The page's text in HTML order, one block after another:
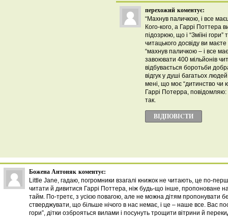
перехожий коментує:
“Махнув паличкою, і все
Кого-кого, а Гаррі Поттера
підозрюю, що і “Зміїні
читацького досвіду ви
“махнув паличкою – і все
завоювати 400 мільйонів
відбувається боротьби
відгук у душі багатьох
мені, що моє “дитинство чи
Гаррі Потерра, повідомляю:
так.
ВІДПОВІCТИ
Божена Антоняк коментує:
Little Jane, гадаю, погромники взагалі книжок не читають, це по-
читати й дивитися Гаррі Поттера, ніж будь-що інше, пропоноване
тайм. По-третє, з усією повагою, але не можна дітям пропонувати
стверджувати, що більше нічого в нас немає, і це – наше все. Вас
гори”, дітки озброяться вилами і посунуть трощити вітрини й